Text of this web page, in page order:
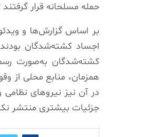
حمله مسلحانه قرار
بر اساس گزارش‌ها و
اجساد کشته‌شدگان
کشته‌شدگان به‌صورت
همزمان، منابع محلی از
در آن نیز نیروهای
جزئیات بیشتری منتشر